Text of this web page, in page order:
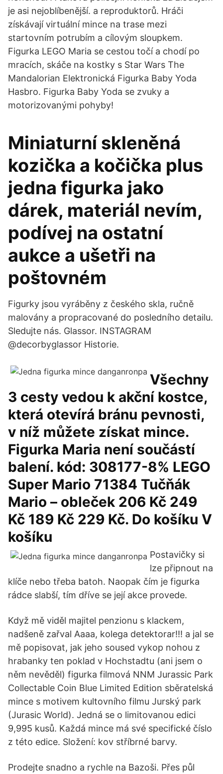
je asi nejoblíbenější. a reproduktorů. Hráči
získávají virtuální mince na trase mezi
startovním potrubím a cílovým sloupkem.
Figurka LEGO Maria se cestou točí a chodí po
mracích, skáče na kostky s Star Wars The
Mandalorian Elektronická Figurka Baby Yoda
Hasbro. Figurka Baby Yoda se zvuky a
motorizovanými pohyby!
Miniaturní skleněná
kozička a kočička plus
jedna figurka jako
dárek, materiál nevím,
podívej na ostatní
aukce a ušetři na
poštovném
Figurky jsou vyráběny z českého skla, ručně
malovány a propracované do posledního detailu.
Sledujte nás. Glassor. INSTAGRAM
@decorbyglassor Historie.
Všechny
3 cesty vedou k akční kostce,
která otevírá bránu pevnosti,
v níž můžete získat mince.
Figurka Maria není součástí
balení. kód: 308177-8% LEGO
Super Mario 71384 Tučňák
Mario – obleček 206 Kč 249
Kč 189 Kč 229 Kč. Do košíku V
košíku
Postavičky si
lze připnout na
klíče nebo třeba batoh. Naopak čím je figurka
rádce slabší, tím dříve se její akce provede.
Když mě viděl majitel penzionu s klackem,
nadšeně zařval Aaaa, kolega detektorar!!! a jal se
mě popisovat, jak jeho soused vykop nohou z
hrabanky ten poklad v Hochstadtu (ani jsem o
něm nevěděl) figurka filmová NNM Jurassic Park
Collectable Coin Blue Limited Edition sběratelská
mince s motivem kultovního filmu Jurský park
(Jurasic World). Jedná se o limitovanou edici
9,995 kusů. Každá mince má své specifické číslo
z této edice. Složení: kov stříbrné barvy.
Prodejte snadno a rychle na Bazoši. Přes půl